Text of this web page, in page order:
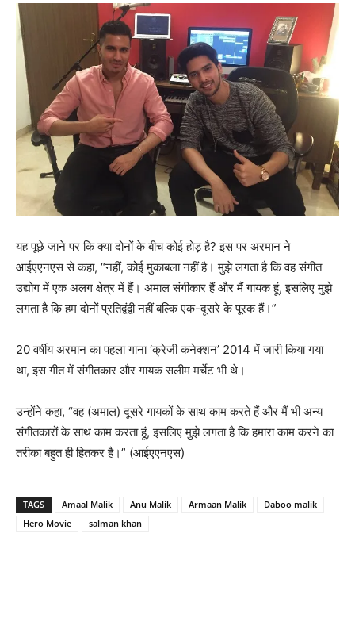
यह पूछे जाने पर कि क्या दोनों के बीच कोई होड़ है? इस पर अरमान ने
आईएएनएस से कहा, “नहीं, कोई मुकाबला नहीं है। मुझे लगता है कि वह संगीत
उद्योग में एक अलग क्षेत्र में हैं। अमाल संगीकार हैं और मैं गायक हूं, इसलिए मुझे
लगता है कि हम दोनों प्रतिद्वंद्वी नहीं बल्कि एक-दूसरे के पूरक हैं।”
20 वर्षीय अरमान का पहला गाना ‘क्रेजी कनेक्शन’ 2014 में जारी किया गया
था, इस गीत में संगीतकार और गायक सलीम मर्चेट भी थे।
उन्होंने कहा, “वह (अमाल) दूसरे गायकों के साथ काम करते हैं और मैं भी अन्य
संगीतकारों के साथ काम करता हूं, इसलिए मुझे लगता है कि हमारा काम करने का
तरीका बहुत ही हितकर है।” (आईएएनएस)
TAGS Amaal Malik Anu Malik Armaan Malik
Daboo malik
Hero Movie
salman khan